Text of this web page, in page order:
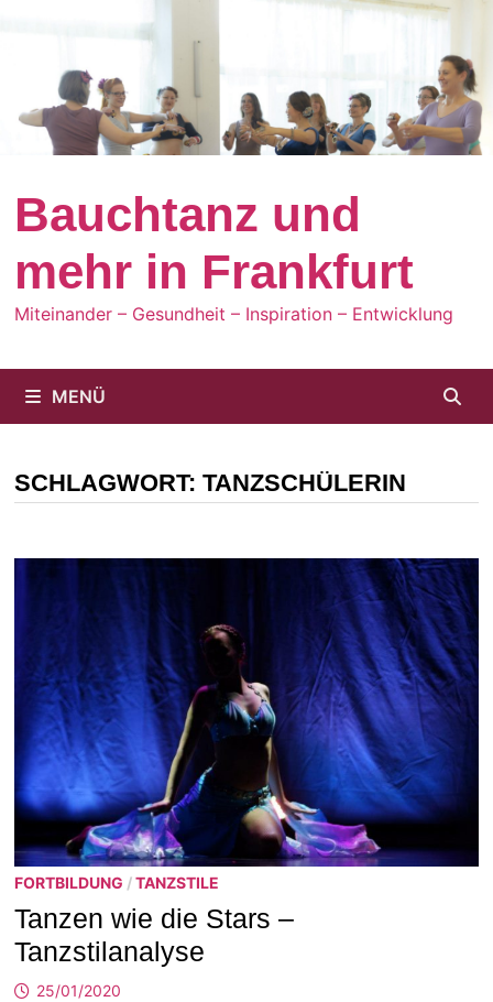
springen
Bauchtanz und
mehr in Frankfurt
Miteinander – Gesundheit – Inspiration – Entwicklung
MENÜ
SCHLAGWORT: TANZSCHÜLERIN
FORTBILDUNG /TANZSTILE
Tanzen wie die Stars –
Tanzstilanalyse
25/01/2020